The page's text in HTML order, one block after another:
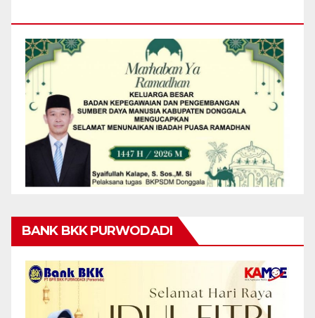
BANK BKK PURWODADI